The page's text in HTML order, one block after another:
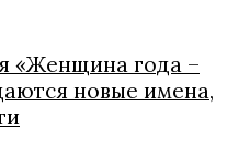
«Женщина года –
новые имена,